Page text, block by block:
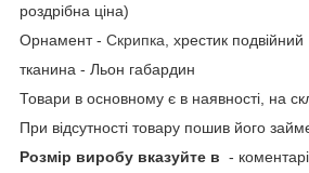
роздрібна ціна)
Орнамент - Скрипка, хрестик подвійний
тканина - Льон габардин
Товари в основному є в наявності, на
При відсутності товару пошив його
Розмір виробу вказуйте в -